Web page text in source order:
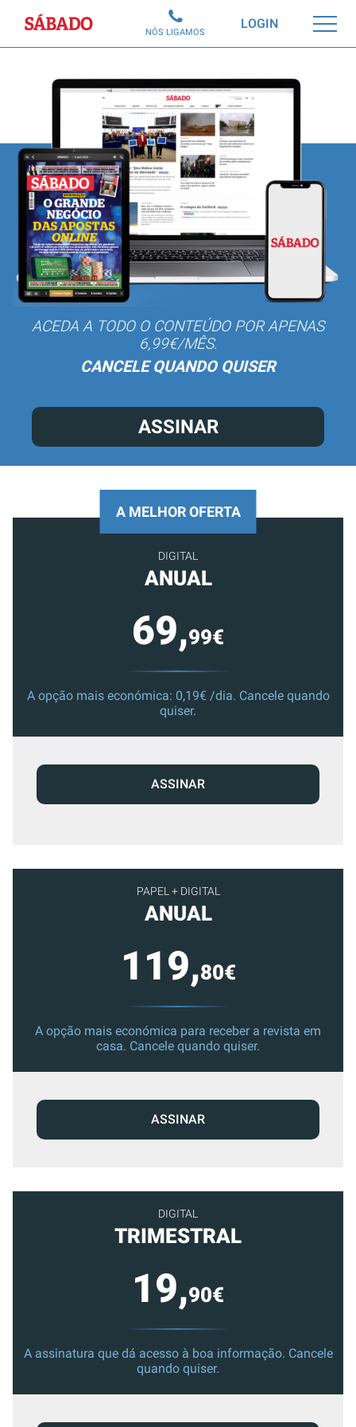
Sábado LOGIN
NÓS LIGAMOS
ACEDA A TODO O CONTEÚDO POR APENAS
6,99€/MÊS.
CANCELE QUANDO QUISER
ASSINAR
PAPEL + DIGITAL
ANUAL
119,80€
A opção mais económica para receber a revista em
casa. Cancele quando quiser.
ASSINAR
DIGITAL
TRIMESTRAL
19,90€
A assinatura que dá acesso à boa informação. Cancele
quando quiser.
A MELHOR OFERTA
DIGITAL
ANUAL
69,99€
A opção mais económica: 0,19€ /dia. Cancele quando
quiser.
ASSINAR